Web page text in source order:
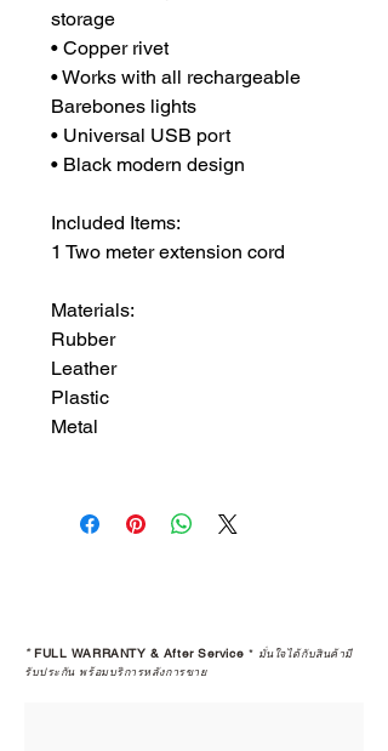
storage
• Copper rivet
• Works with all rechargeable
Barebones lights
• Universal USB port
• Black modern design
Included Items:
1 Two meter extension cord
Materials:
Rubber
Leather
Plastic
Metal
*FULL WARRANTY & After Service * มั่นใจได้กับสินค้ามี
รับประกัน พร้อมบริการหลังการขาย